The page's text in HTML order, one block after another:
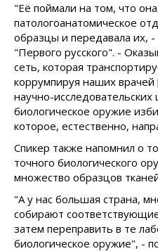
"Её поймали на том, что
патологоанатомическое
образцы и передавала их, -
"Первого русского". -
сеть, которая
коррумпируя наших врачей
научно-исследовательских
биологическое оружие
которое, естественно,
Спикер также напомнил о
точного биологического
множество образцов
"А у нас большая страна,
собирают
затем переправить в те
биологическое оружие", -